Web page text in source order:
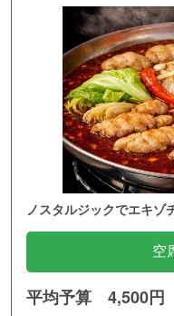
ノスタルジックでエキゾ
空
平均予算 4,500円